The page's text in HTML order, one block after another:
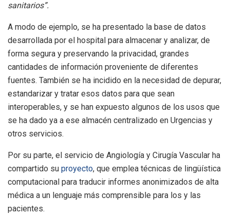
sanitarios”.
A modo de ejemplo, se ha presentado la base de datos
desarrollada por el hospital para almacenar y analizar, de
forma segura y preservando la privacidad, grandes
cantidades de información proveniente de diferentes
fuentes. También se ha incidido en la necesidad de depurar,
estandarizar y tratar esos datos para que sean
interoperables, y se han expuesto algunos de los usos que
se ha dado ya a ese almacén centralizado en Urgencias y
otros servicios.
Por su parte, el servicio de Angiología y Cirugía Vascular ha
compartido su proyecto, que emplea técnicas de lingüística
computacional para traducir informes anonimizados de alta
médica a un lenguaje más comprensible para los y las
pacientes.